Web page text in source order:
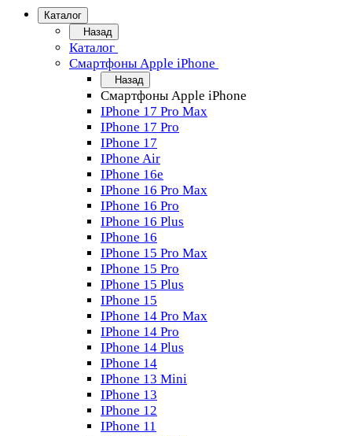
Каталог
Назад
Каталог
Смартфоны Apple iPhone
Назад
Смартфоны Apple iPhone
IPhone 17 Pro Max
IPhone 17 Pro
IPhone 17
IPhone Air
IPhone 16e
IPhone 16 Pro Max
IPhone 16 Pro
IPhone 16 Plus
IPhone 16
IPhone 15 Pro Max
IPhone 15 Pro
IPhone 15 Plus
IPhone 15
IPhone 14 Pro Max
IPhone 14 Pro
IPhone 14 Plus
IPhone 14
IPhone 13 Mini
IPhone 13
IPhone 12
IPhone 11